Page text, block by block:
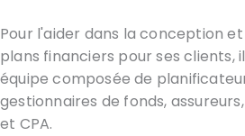
Pour l'aider dans la conception
plans financiers pour ses clients,
équipe composée de
gestionnaires de fonds,
et CPA.